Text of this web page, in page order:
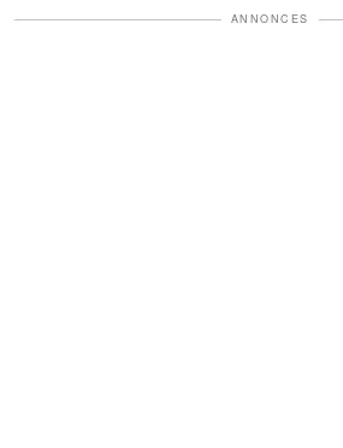
ANNONCES